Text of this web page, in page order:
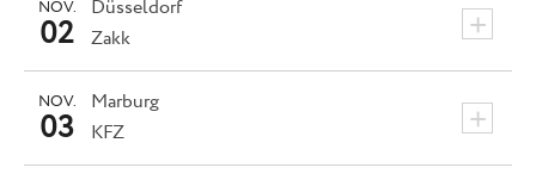
Düsseldorf +
NOV.
02 Zakk
Marburg +
NOV.
03 KFZ